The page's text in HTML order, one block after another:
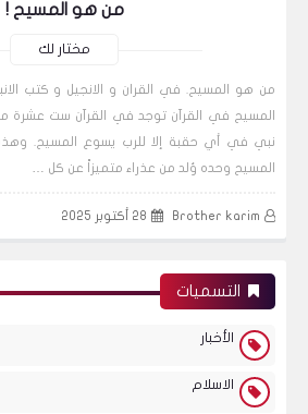
من هو المسيح !
مختار لك
من هو المسيح. في القران و الانجيل و كتب
المسيح في القرآن توجد في القرآن ست
المسيح وحده وُلد من عذراء متميزاً عن كل …
Brother karim 28 أكتوبر 2025
التسميات
الأخبار
الاسلام